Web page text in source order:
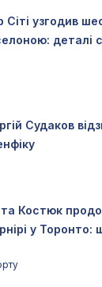
узгодив
деталі
Судаков
та Костюк
у Торонто: